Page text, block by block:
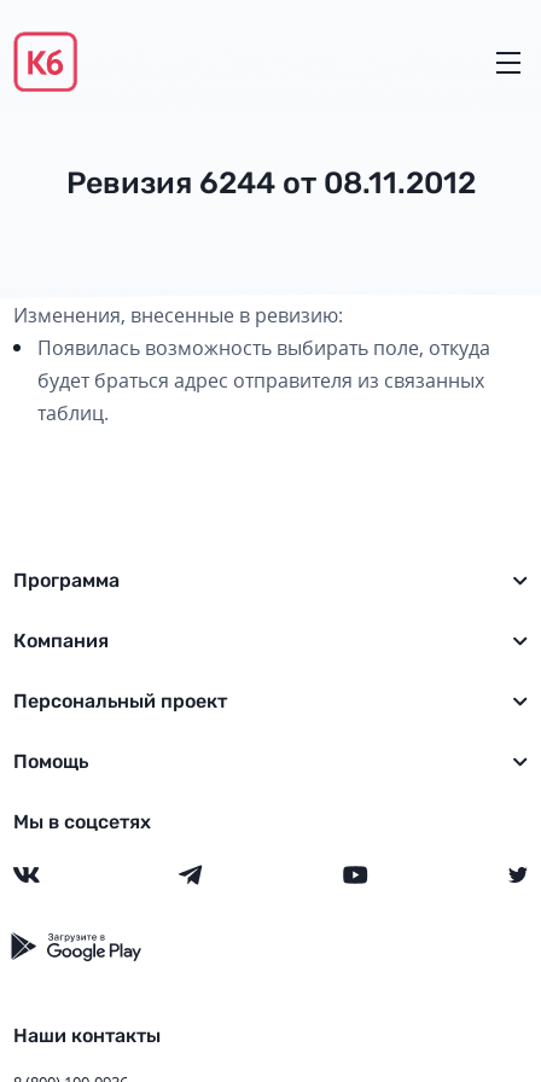
Ревизия 6244 от 08.11.2012
Изменения, внесенные в ревизию:
Появилась возможность выбирать поле, откуда
будет браться адрес отправителя из связанных
таблиц.
Программа
Компания
Персональный проект
Помощь
Мы в соцсетях
Наши контакты